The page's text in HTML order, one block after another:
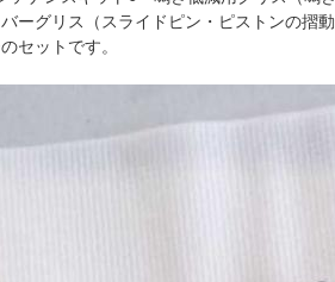
ーグリス（スライドピン・ピストンの摺
セットです。